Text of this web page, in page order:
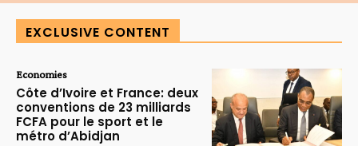
EXCLUSIVE CONTENT
Economies
Côte d’Ivoire et France: deux
conventions de 23 milliards
FCFA pour le sport et le
métro d’Abidjan